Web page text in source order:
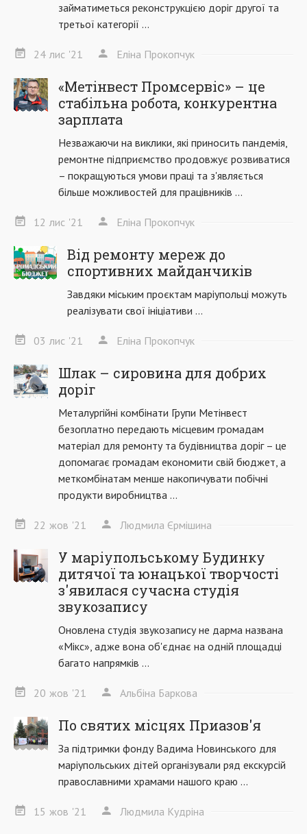
займатиметься реконструкцією доріг другої та
третьої категорії ...
24 лис '21 Еліна Прокопчук
«Метінвест Промсервіс» – це
стабільна робота, конкурентна
зарплата
Незважаючи на виклики, які приносить пандемія,
ремонтне підприємство продовжує розвиватися
– покращуються умови праці та з'являється
більше можливостей для працівників ...
12 лис '21 Еліна Прокопчук
Від ремонту мереж до
спортивних майданчиків
Завдяки міським проєктам маріупольці можуть
реалізувати свої ініціативи ...
03 лис '21 Еліна Прокопчук
Шлак – сировина для добрих
доріг
Металургійні комбінати Групи Метінвест
безоплатно передають місцевим громадам
матеріал для ремонту та будівництва доріг – це
допомагає громадам економити свій бюджет, а
меткомбінатам менше накопичувати побічні
продукти виробництва ...
22 жов '21 Людмила Єрмішина
У маріупольському Будинку
дитячої та юнацької творчості
з'явилася сучасна студія
звукозапису
Оновлена ​​студія звукозапису не дарма названа
«Мікс», адже вона об'єднає на одній площадці
багато напрямків ...
20 жов '21 Альбіна Баркова
По святих місцях Приазов'я
За підтримки фонду Вадима Новинського для
маріупольських дітей організували ряд екскурсій
православними храмами нашого краю ...
15 жов '21 Людмила Кудріна